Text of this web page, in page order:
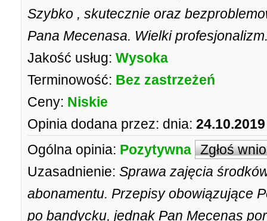
Szybko , skutecznie oraz
Pana Mecenasa. Wielki
Jakość usług: Wysoka
Terminowość: Bez zastrzeżeń
Ceny: Niskie
Opinia dodana przez: dnia:
Ogólna opinia: Pozytywna Zgłoś
Uzasadnienie: Sprawa zajęcia
abonamentu. Przepisy obowiązujące
po bandycku, jednak Pan Mecenas